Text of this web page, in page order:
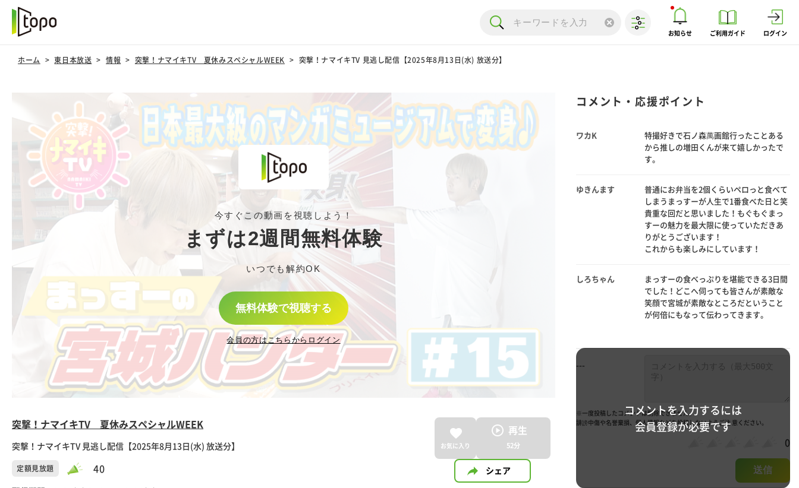
お知らせ ご利用ガイド ログイン
ホーム 東日本放送 情報 突撃！ナマイキTV 夏休みスペシャルWEEK 突撃！ナマイキTV 見逃し配信【2025年8月13日(水) 放送分】
今すぐこの動画を視聴しよう！
まずは2週間無料体験
いつでも解約OK
無料体験で視聴する
会員の方はこちらからログイン
突撃！ナマイキTV 夏休みスペシャルWEEK
突撃！ナマイキTV 見逃し配信【2025年8月13日(水) 放送分】
定額見放題 40
お気に入り
再生
52分
シェア
コメント・応援ポイント
東海地方在住ですがまっすーと一緒にど
んどん宮城が大好きになっていきます♪
また宮城ハンター楽しみにしています
す！
ワカK
特撮好きで石ノ森萬画館行ったことある
から推しの増田くんが来て嬉しかったで
す。
ゆきんます
普通にお弁当を2個くらいペロっと食べて
しまうまっすーが人生で1番食べた日と笑
貴重な回だと思いました！もぐもぐまっ
すーの魅力を最大限に使っていただきあ
りがとうございます！
これからも楽しみにしています！
しろちゃん
まっすーの食べっぷりを堪能できる3日間
でした！どこへ伺っても皆さんが素敵な
笑顔で宮城が素敵なところだということ
が何倍にもなって伝わってきます。
コメントを入力するには
会員登録が必要です
---
※一度投稿したコメントは削除できません。
誹謗中傷や名誉棄損、個人情報などを投稿しないようご注 意ください。
0
送信